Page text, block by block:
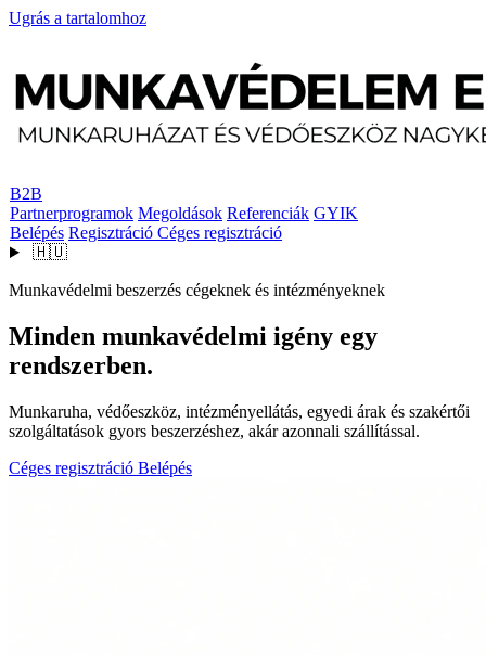
Ugrás a tartalomhoz
B2B
Partnerprogramok Megoldások Referenciák GYIK
Belépés Regisztráció Céges regisztráció
🇭🇺
Munkavédelmi beszerzés cégeknek és intézményeknek
Minden munkavédelmi igény egy
rendszerben.
Munkaruha, védőeszköz, intézményellátás, egyedi árak és szakértői
szolgáltatások gyors beszerzéshez, akár azonnali szállítással.
Céges regisztráció Belépés